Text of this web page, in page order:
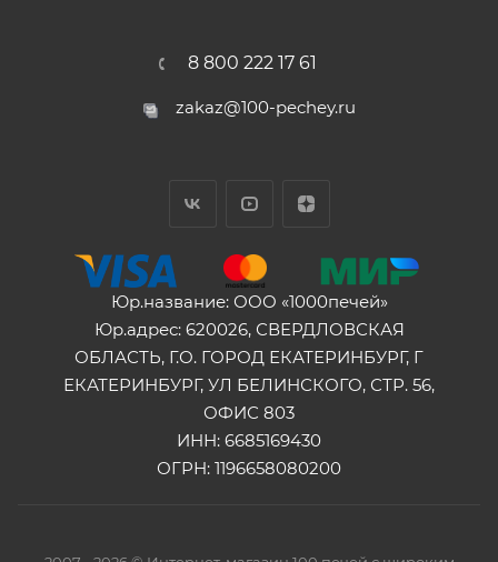
8 800 222 17 61
zakaz@100-pechey.ru
Юр.название: ООО «1000печей»
Юр.адрес: 620026, СВЕРДЛОВСКАЯ
ОБЛАСТЬ, Г.О. ГОРОД ЕКАТЕРИНБУРГ, Г
ЕКАТЕРИНБУРГ, УЛ БЕЛИНСКОГО, СТР. 56,
ОФИС 803
ИНН: 6685169430
ОГРН: 1196658080200